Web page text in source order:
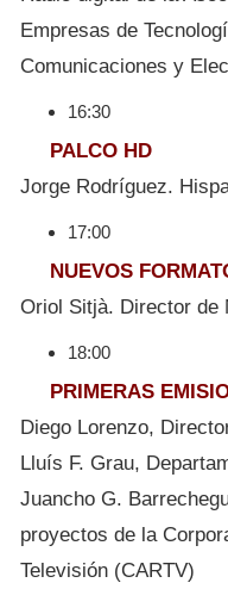
Empresas de
Comunicaciones y
16:30
PALCO HD
Jorge Rodríguez.
17:00
NUEVOS
Oriol Sitjà. Director de
18:00
PRIMERAS
Diego Lorenzo,
Lluís F. Grau,
Juancho G.
proyectos de la
Televisión (CARTV)